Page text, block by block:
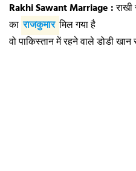
Rakhi Sawant Marriage :
का राजकुमार मिल गया है
वो पाकिस्तान में रहने वाले डोडी